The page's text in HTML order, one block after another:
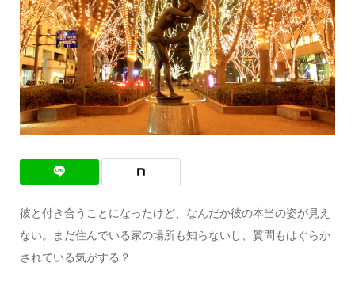
彼と付き合うことになったけど、なんだか彼の本当の姿が見え
ない。まだ住んでいる家の場所も知らないし、質問もはぐらか
されている気がする？